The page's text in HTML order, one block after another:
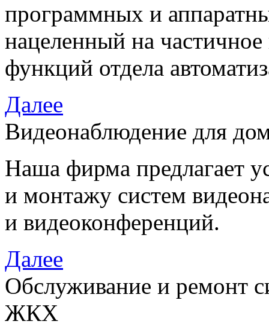
программных и
нацеленный на
функций отдела
Далее
Видеонаблюдение для
Наша фирма предлагает
и монтажу систем
и видеоконференций.
Далее
Обслуживание и ремонт
ЖКХ